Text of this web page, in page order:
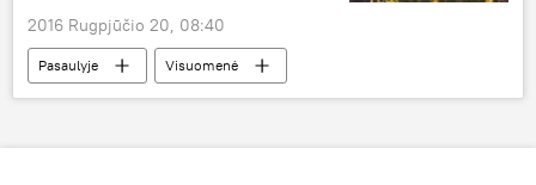
2016 Rugpjūčio 20, 08:40
Pasaulyje Visuomenė